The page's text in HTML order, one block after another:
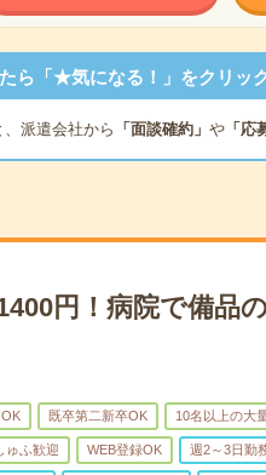
ら「★気になる！」をクリッ
、派遣会社から 「面談確約」 や「応
円！病院で備品
既卒第二新卒OK 10名以上の大
ゅふ歓迎 WEB登録OK 週2～3日勤